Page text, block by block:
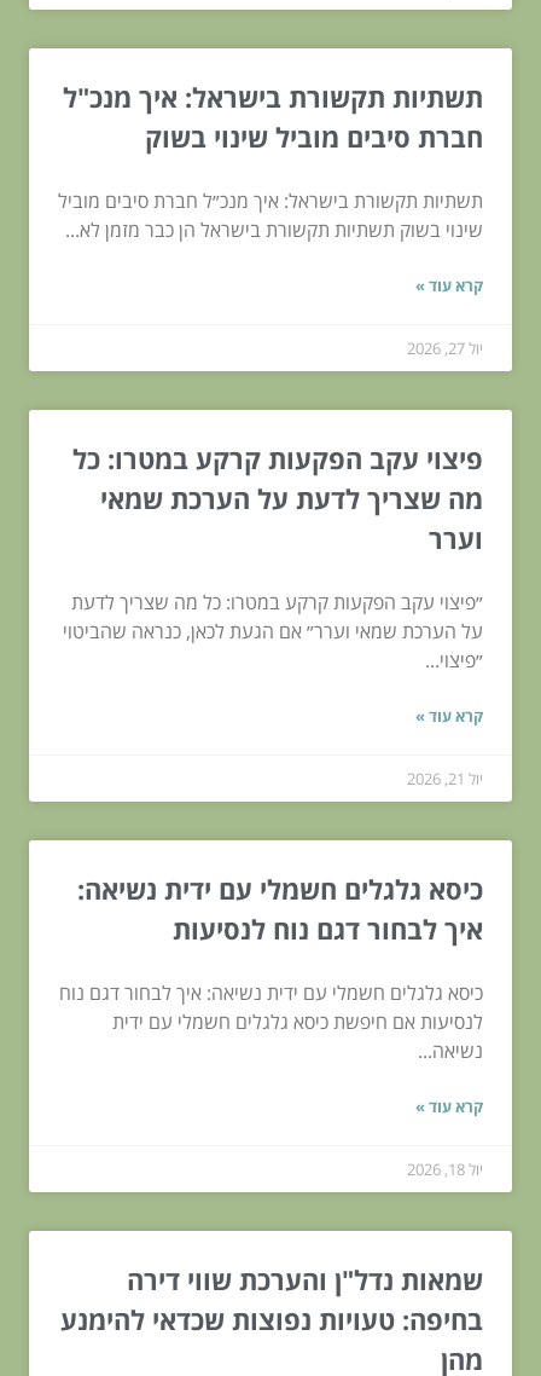
תשתיות תקשורת בישראל: איך מנכ"ל
חברת סיבים מוביל שינוי בשוק
תשתיות תקשורת בישראל: איך מנכ״ל חברת סיבים מוביל
שינוי בשוק תשתיות תקשורת בישראל הן כבר מזמן לא...
קרא עוד »
יול 27, 2026
פיצוי עקב הפקעות קרקע במטרו: כל
מה שצריך לדעת על הערכת שמאי
וערר
״פיצוי עקב הפקעות קרקע במטרו: כל מה שצריך לדעת
על הערכת שמאי וערר״ אם הגעת לכאן, כנראה שהביטוי
״פיצוי...
קרא עוד »
יול 21, 2026
כיסא גלגלים חשמלי עם ידית נשיאה:
איך לבחור דגם נוח לנסיעות
כיסא גלגלים חשמלי עם ידית נשיאה: איך לבחור דגם נוח
לנסיעות אם חיפשת כיסא גלגלים חשמלי עם ידית
נשיאה...
קרא עוד »
יול 18, 2026
שמאות נדל"ן והערכת שווי דירה
בחיפה: טעויות נפוצות שכדאי להימנע
מהן